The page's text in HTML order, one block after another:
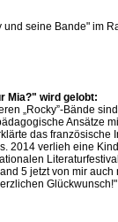
und seine Bande" im
Mia?" wird gelobt:
„Rocky”-Bände
Ansätze
das fran­zö­si­sche
2014 ver­lieh eine
5 jetzt von mir